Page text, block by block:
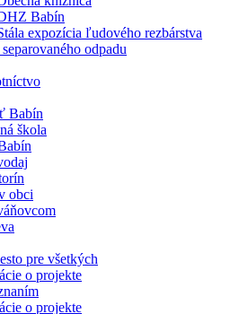
Babín
expozícia ľudového rezbárstva
odpadu
Babín
škola
obci
pre všetkých
o projekte
o projekte